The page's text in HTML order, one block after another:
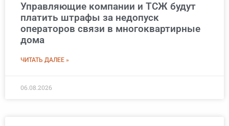
Управляющие компании и ТСЖ будут
платить штрафы за недопуск
операторов связи в многоквартирные
дома
ЧИТАТЬ ДАЛЕЕ »
06.08.2026